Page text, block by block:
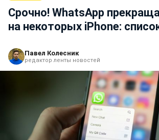
Срочно! WhatsApp
на некоторых iPhone:
Павел Колесник
редактор ленты новостей